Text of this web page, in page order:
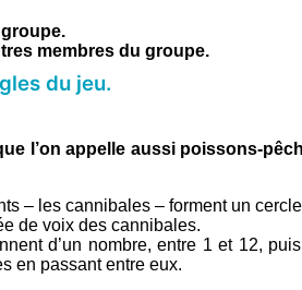
membres du groupe.
du jeu.
l’on appelle aussi poissons-
– les cannibales – forment un
de voix des cannibales.
d’un nombre, entre 1 et 12,
en passant entre eux.